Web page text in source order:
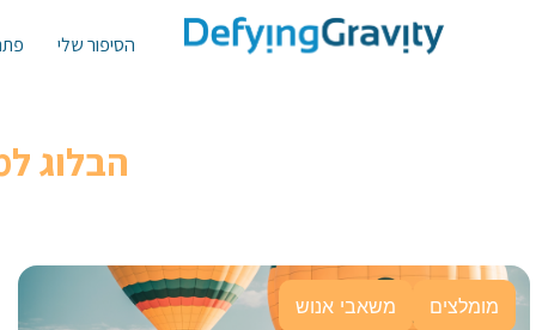
הסיפור שלי
הבלוג
מומלצים משאבי אנוש